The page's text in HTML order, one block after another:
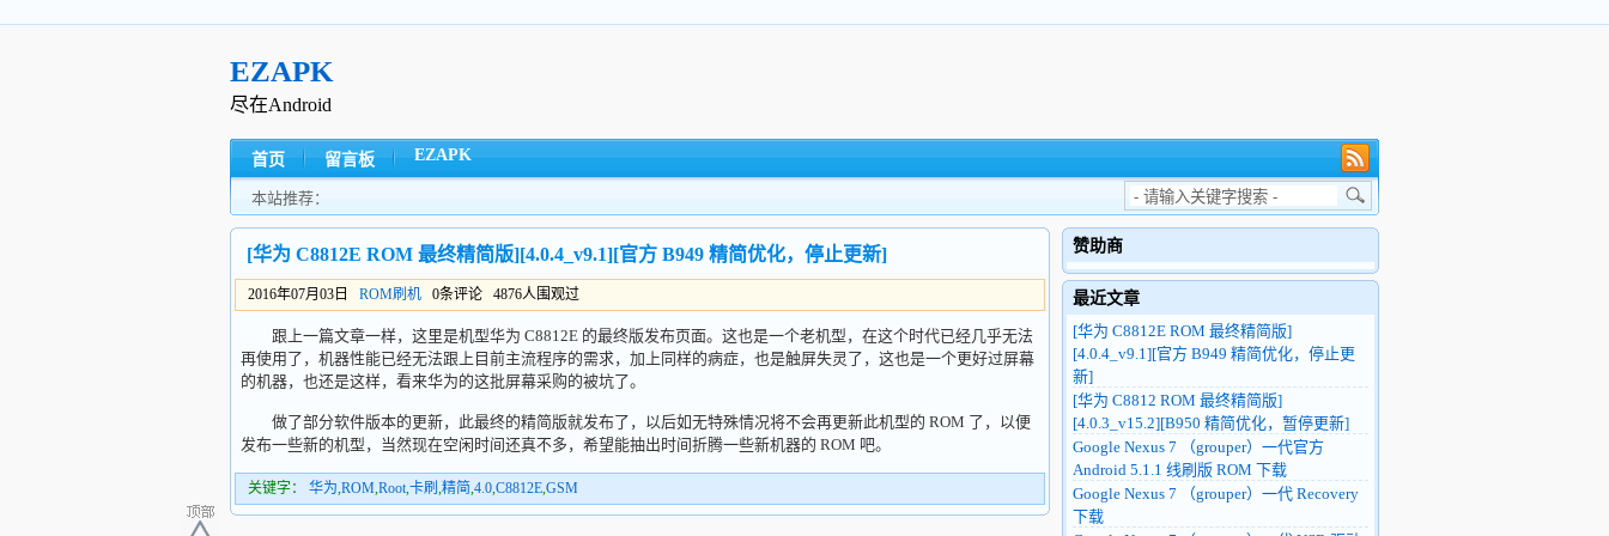
EZAPK
尽在Android
首页 留言板 EZAPK
本站推荐：
[华为 C8812E ROM 最终精简版][4.0.4_v9.1][官方 B949 精简优化，停止更新]
2016年07月03日 ROM刷机 0条评论 4876人围观过
跟上一篇文章一样，这里是机型华为 C8812E 的最终版发布页面。这也是一个老机型，在这个时代已经几乎无法
再使用了，机器性能已经无法跟上目前主流程序的需求，加上同样的病症，也是触屏失灵了，这也是一个更好过屏幕
的机器，也还是这样，看来华为的这批屏幕采购的被坑了。
做了部分软件版本的更新，此最终的精简版就发布了，以后如无特殊情况将不会再更新此机型的 ROM 了，以便
发布一些新的机型，当然现在空闲时间还真不多，希望能抽出时间折腾一些新机器的 ROM 吧。
关键字： 华为,ROM,Root,卡刷 ,精简,4.0,C8812E,GSM
赞助商
最近文章
[华为 C8812E ROM 最终精简版]
[4.0.4_v9.1][官方 B949 精简优化，停止更
新]
[华为 C8812 ROM 最终精简版]
[4.0.3_v15.2][B950 精简优化，暂停更新]
Google Nexus 7 （grouper）一代官方
Android 5.1.1 线刷版 ROM 下载
Google Nexus 7 （grouper）一代 Recovery
下载